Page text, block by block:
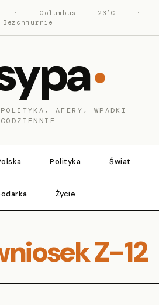
· Columbus 23°C
·
Bezchmurnie
AFERY, WPADKI —
CODZIENNIE
Polityka Świat
Życie
Z-12